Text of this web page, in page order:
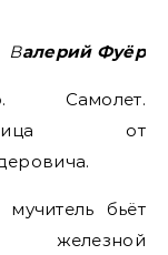
Валерий Фуёр
Самолет.
от
мучитель бьёт
железной